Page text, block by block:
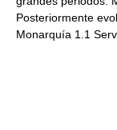
Posteriormente
Monarquía 1.1